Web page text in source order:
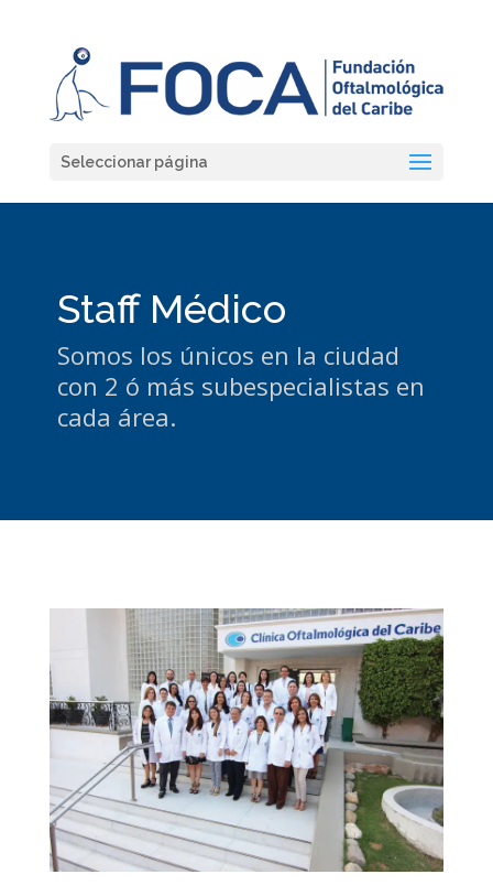
Seleccionar página
Staff Médico
Somos los únicos en la ciudad
con 2 ó más subespecialistas en
cada área.